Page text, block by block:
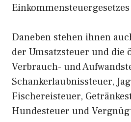
Einkommensteuergesetzes
Daneben stehen ihnen
der Umsatzsteuer und die
Verbrauch- und
Schankerlaubnissteuer,
Fischereisteuer,
Hundesteuer und